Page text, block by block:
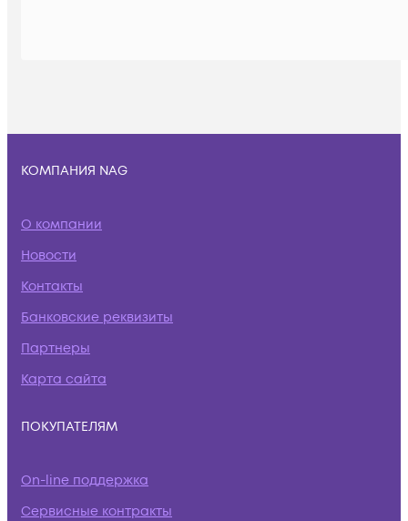
КОМПАНИЯ NAG
О компании
Новости
Контакты
Банковские реквизиты
Партнеры
Карта сайта
ПОКУПАТЕЛЯМ
On-line поддержка
Сервисные контракты